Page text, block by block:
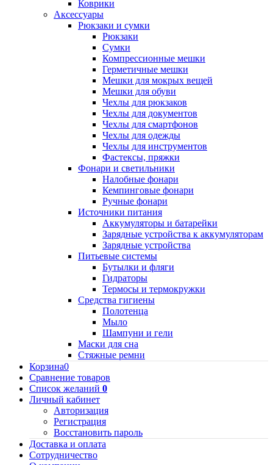
Коврики
Аксессуары
Рюкзаки и сумки
Рюкзаки
Сумки
Компрессионные мешки
Герметичные мешки
Мешки для мокрых вещей
Мешки для обуви
Чехлы для рюкзаков
Чехлы для документов
Чехлы для смартфонов
Чехлы для одежды
Чехлы для инструментов
Фастексы, пряжки
Фонари и светильники
Налобные фонари
Кемпинговые фонари
Ручные фонари
Источники питания
Аккумуляторы и батарейки
Зарядные устройства к аккумуляторам
Зарядные устройства
Питьевые системы
Бутылки и фляги
Гидраторы
Термосы и термокружки
Средства гигиены
Полотенца
Мыло
Шампуни и гели
Маски для сна
Стяжные ремни
Корзина0
Сравнение товаров
Список желаний 0
Личный кабинет
Авторизация
Регистрация
Восстановить пароль
Доставка и оплата
Сотрудничество